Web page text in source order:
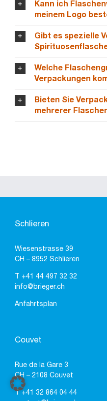
Kann ich
meinem Logo
Gibt es spezielle
Welche
Verpackungen
Bieten Sie
mehrerer
Schlieren
Wiesenstrasse 39
CH – 8952 Schlieren
+41 44 497 32 32
info@brieger.ch
Anfahrtsplan
Couvet
Rue de la Gare 3
CH – 2108 Couvet
T +41 32 864 04 44